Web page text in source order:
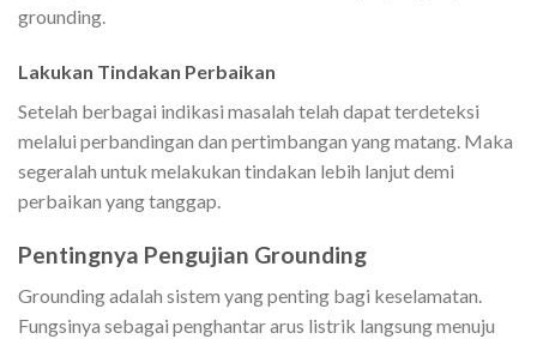
grounding.
Lakukan Tindakan Perbaikan
Setelah berbagai indikasi masalah telah dapat terdeteksi
melalui perbandingan dan pertimbangan yang matang. Maka
segeralah untuk melakukan tindakan lebih lanjut demi
perbaikan yang tanggap.
Pentingnya Pengujian Grounding
Grounding adalah sistem yang penting bagi keselamatan.
Fungsinya sebagai penghantar arus listrik langsung menuju